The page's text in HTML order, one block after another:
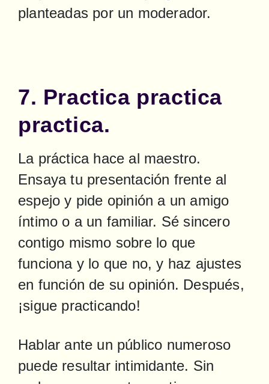
planteadas por un moderador.
7. Practica practica
practica.
La práctica hace al maestro.
Ensaya tu presentación frente al
espejo y pide opinión a un amigo
íntimo o a un familiar. Sé sincero
contigo mismo sobre lo que
funciona y lo que no, y haz ajustes
en función de su opinión. Después,
¡sigue practicando!
Hablar ante un público numeroso
puede resultar intimidante. Sin